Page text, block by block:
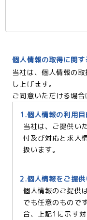
個人情報の取得に関
当社は、個人情報の
し上げます。
ご同意いただける場
1.個人情報の利用
当社は、ご提供い
付及び対応と求人
扱います。
2.個人情報をご提
個人情報のご提供
でも任意のもので
合、上記1に示す